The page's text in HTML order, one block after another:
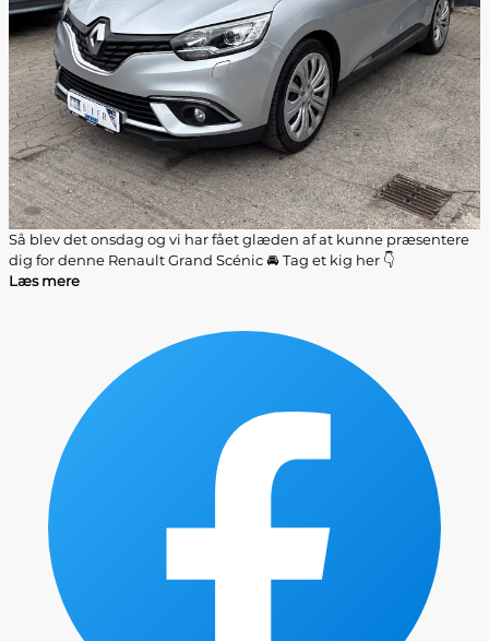
Så blev det onsdag og vi har fået glæden af at kunne præsentere
dig for denne Renault Grand Scénic 🚘 Tag et kig her 👇
Læs mere